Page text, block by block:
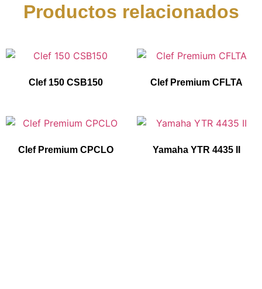
Productos relacionados
Clef 150 CSB150 Clef Premium CFLTA
Clef Premium CPCLO Yamaha YTR 4435 II